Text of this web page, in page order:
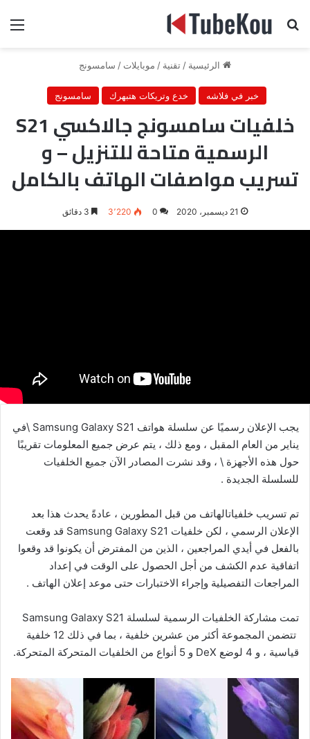
بحث عن
الرئيسية / تقنية / موبايلات / سامسونج
خبر في فلاشه خدع وتريكات هتبهرك سامسونج
خلفيات سامسونج جالاكسي S21
الرسمية متاحة للتنزيل – و
تسريب مواصفات الهاتف بالكامل
21 ديسمبر، 2020 0 3٬220
يجب الإعلان رسميًا عن سلسلة هواتف Samsung Galaxy S21 \في
يناير من العام المقبل ، ومع ذلك ، يتم عرض جميع المعلومات تقريبًا
حول هذه الأجهزة \ ، وقد نشرت المصادر الآن جميع الخلفيات
للسلسلة الجديدة .
تم تسريب خلفياتالهاتف من قبل المطورين ، عادةً يحدث هذا بعد
الإعلان الرسمي ، لكن خلفيات Samsung Galaxy S21 قد وقعت
بالفعل في أيدي المراجعين ، الذين من المفترض أن يكونوا قد وقعوا
اتفاقية عدم الكشف من أجل الحصول على الوقت في إعداد
المراجعات التفصيلية وإجراء الاختبارات حتى موعد إعلان الهاتف .
تمت مشاركة الخلفيات الرسمية لسلسلة Samsung Galaxy S21
تتضمن المجموعة أكثر من عشرين خلفية ، بما في ذلك 12 خلفية
قياسية ، و 4 لوضع DeX و 5 أنواع من الخلفيات المتحركة المتحركة.